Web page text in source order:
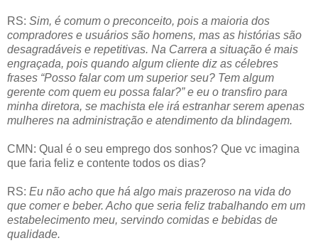
RS: Sim, é comum o preconceito, pois a maioria dos
compradores e usuários são homens, mas as histórias são
desagradáveis e repetitivas. Na Carrera a situação é mais
engraçada, pois quando algum cliente diz as célebres
frases “Posso falar com um superior seu? Tem algum
gerente com quem eu possa falar?” e eu o transfiro para
minha diretora, se machista ele irá estranhar serem apenas
mulheres na administração e atendimento da blindagem.
CMN: Qual é o seu emprego dos sonhos? Que vc imagina
que faria feliz e contente todos os dias?
RS: Eu não acho que há algo mais prazeroso na vida do
que comer e beber. Acho que seria feliz trabalhando em um
estabelecimento meu, servindo comidas e bebidas de
qualidade.